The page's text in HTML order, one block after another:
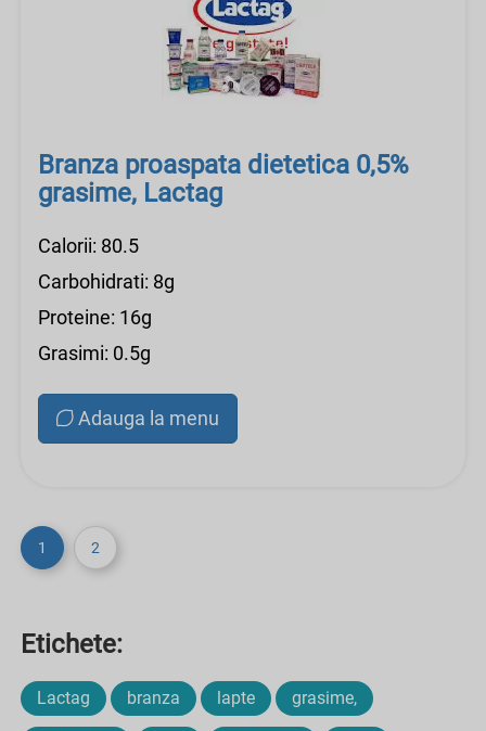
Branza proaspata dietetica 0,5%
grasime, Lactag
Calorii: 80.5
Carbohidrati: 8g
Proteine: 16g
Grasimi: 0.5g
Adauga la menu
1 2
Etichete:
Lactag branza lapte grasime,